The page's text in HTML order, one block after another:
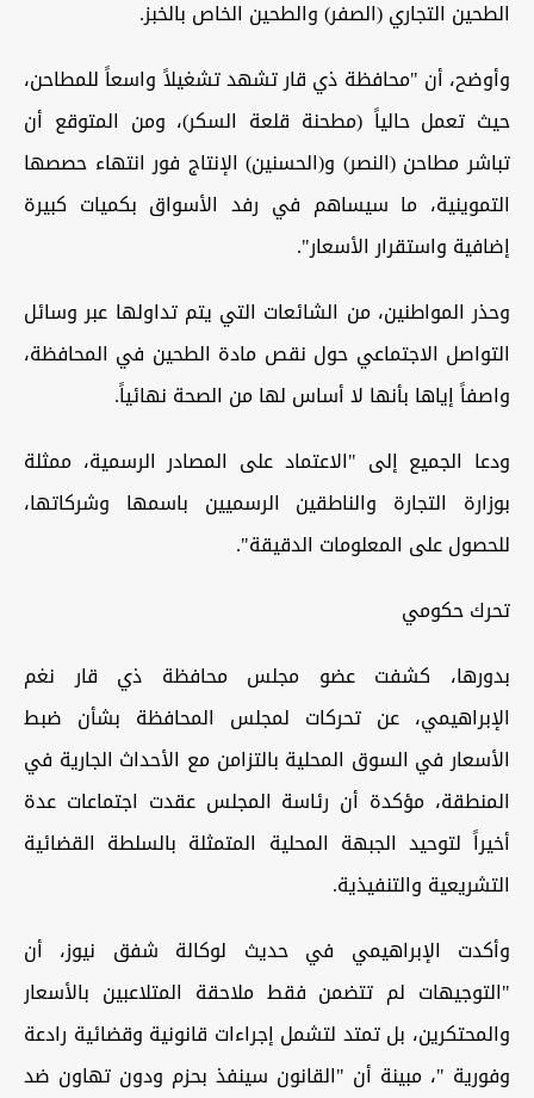
الطحين التجاري (الصفر) والطحين الخاص بالخبز.
وأوضح، أن "محافظة ذي قار تشهد تشغيلاً واسعاً للمطاحن،
حيث تعمل حالياً (مطحنة قلعة السكر)، ومن المتوقع أن
تباشر مطاحن (النصر) و(الحسنين) الإنتاج فور انتهاء حصصها
التموينية، ما سيساهم في رفد الأسواق بكميات كبيرة
إضافية واستقرار الأسعار".
وحذر المواطنين، من الشائعات التي يتم تداولها عبر وسائل
التواصل الاجتماعي حول نقص مادة الطحين في المحافظة،
واصفاً إياها بأنها لا أساس لها من الصحة نهائياً.
ودعا الجميع إلى "الاعتماد على المصادر الرسمية، ممثلة
بوزارة التجارة والناطقين الرسميين باسمها وشركاتها،
للحصول على المعلومات الدقيقة".
تحرك حكومي
بدورها، كشفت عضو مجلس محافظة ذي قار نغم
الإبراهيمي، عن تحركات لمجلس المحافظة بشأن ضبط
الأسعار في السوق المحلية بالتزامن مع الأحداث الجارية في
المنطقة، مؤكدة أن رئاسة المجلس عقدت اجتماعات عدة
أخيراً لتوحيد الجبهة المحلية المتمثلة بالسلطة القضائية
التشريعية والتنفيذية.
وأكدت الإبراهيمي في حديث لوكالة شفق نيوز، أن
"التوجيهات لم تتضمن فقط ملاحقة المتلاعبين بالأسعار
والمحتكرين، بل تمتد لتشمل إجراءات قانونية وقضائية رادعة
وفورية "، مبينة أن "القانون سينفذ بحزم ودون تهاون ضد